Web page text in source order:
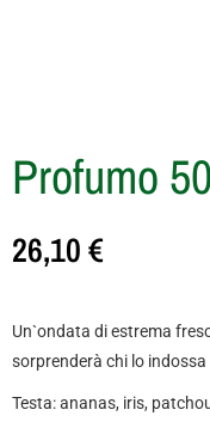
Profumo
26,10€
Un`ondata di estrema
sorprenderà chi lo
Testa: ananas, iris,